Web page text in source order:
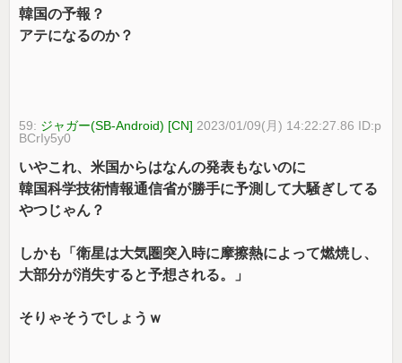
韓国の予報？
アテになるのか？
59: ジャガー(SB-Android) [CN] 2023/01/09(月) 14:22:27.86 ID:p
BCrIy5y0
いやこれ、米国からはなんの発表もないのに
韓国科学技術情報通信省が勝手に予測して大騒ぎしてる
やつじゃん？
しかも「衛星は大気圏突入時に摩擦熱によって燃焼し、
大部分が消失すると予想される。」
そりゃそうでしょうｗ